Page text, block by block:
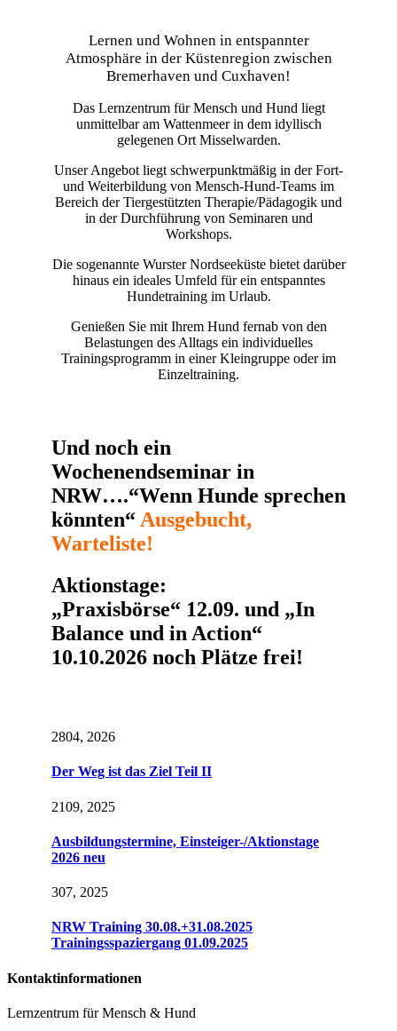
Lernen und Wohnen in entspannter
Atmosphäre in der Küstenregion zwischen
Bremerhaven und Cuxhaven!
Das Lernzentrum für Mensch und Hund liegt
unmittelbar am Wattenmeer in dem idyllisch
gelegenen Ort Misselwarden.
Unser Angebot liegt schwerpunktmäßig in der Fort-
und Weiterbildung von Mensch-Hund-Teams im
Bereich der Tiergestützten Therapie/Pädagogik und
in der Durchführung von Seminaren und
Workshops.
Die sogenannte Wurster Nordseeküste bietet darüber
hinaus ein ideales Umfeld für ein entspanntes
Hundetraining im Urlaub.
Genießen Sie mit Ihrem Hund fernab von den
Belastungen des Alltags ein individuelles
Trainingsprogramm in einer Kleingruppe oder im
Einzeltraining.
Und noch ein
Wochenendseminar in
NRW….“Wenn Hunde sprechen
könnten“Ausgebucht,
Warteliste!
Aktionstage:
„Praxisbörse“ 12.09. und „In
Balance und in Action“
10.10.2026 noch Plätze frei!
2804, 2026
Der Weg ist das Ziel Teil II
2109, 2025
Ausbildungstermine, Einsteiger-/Aktionstage
2026 neu
307, 2025
NRW Training 30.08.+31.08.2025
Trainingsspaziergang 01.09.2025
Kontaktinformationen
Lernzentrum für Mensch & Hund